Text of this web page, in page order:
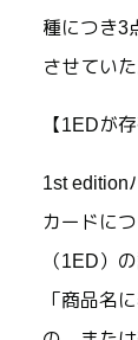
種につき3
させてい
【1EDが
1st edition
カードに
（1ED）
「商品名